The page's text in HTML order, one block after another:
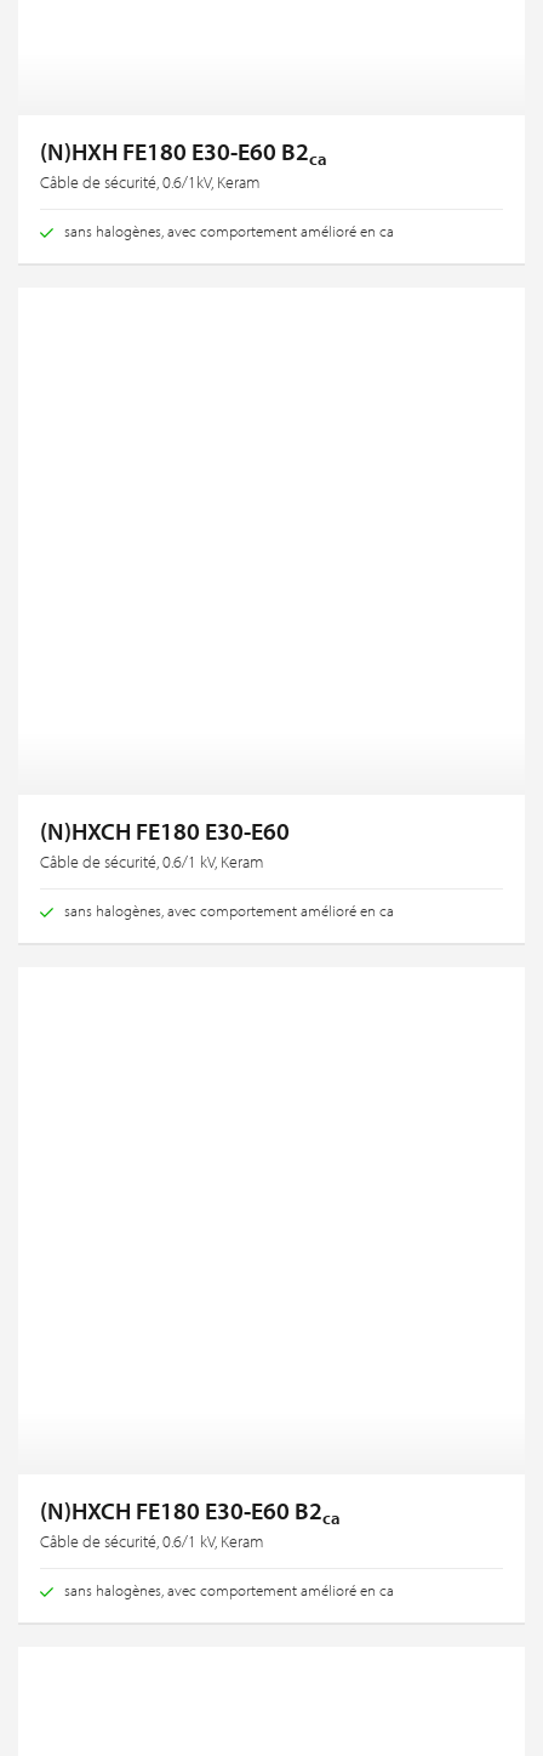
(N)HXH FE180 E30-E60 B2ca
Câble de sécurité, 0.6/1kV, Keram
sans halogènes, avec comportement amélioré en ca
(N)HXCH FE180 E30-E60
Câble de sécurité, 0.6/1 kV, Keram
sans halogènes, avec comportement amélioré en ca
(N)HXCH FE180 E30-E60 B2ca
Câble de sécurité, 0.6/1 kV, Keram
sans halogènes, avec comportement amélioré en ca